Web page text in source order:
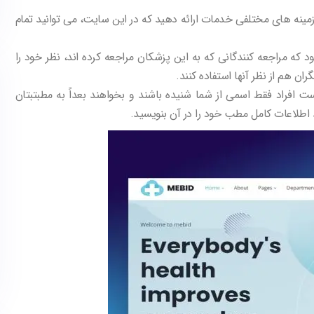
های مختلفی خدمات ارائه دهید که در این سایت، می توانید تمام
کنندگانی که به این پزشکان مراجعه کرده اند، نظر خود را
هم از نظر آنها استفاده کنند.
فقط اسمی از شما شنیده باشند و بخواهند بعداً به مطبتبتان
کامل مطب خود را در آن بنویسید.